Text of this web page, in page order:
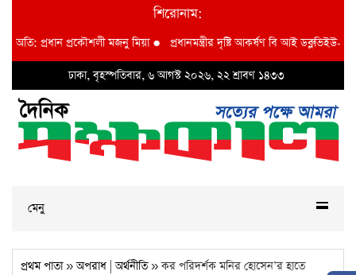
শিরোনাম:
প্রকৌশলী মজনু মিয়া●প্রধানমন্ত্রীর দৃষ্টি আকর্ষণ বি আই ডব্লুভিইউ-তে দুর্নীতির
ঢাকা, বৃহস্পতিবার, ৬ আগস্ট ২০২৬, ২২ শ্রাবণ ১৪৩৩
মেনু
প্রথম পাতা»অপরাধ |অর্থনীতি» কর পরিদর্শক মনির হোসেন’র হাতে